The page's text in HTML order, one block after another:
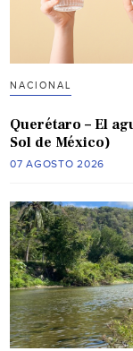
NACIONAL
Querétaro – El
Sol de México)
07 AGOSTO 2026